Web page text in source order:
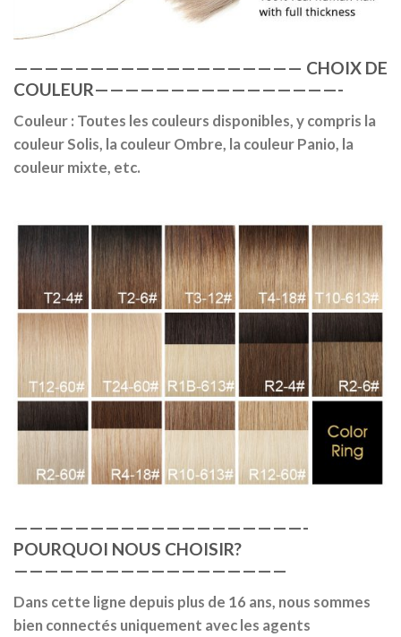
——————————————————— CHOIX DE
COULEUR————————————————-
Couleur : Toutes les couleurs disponibles, y compris la
couleur Solis, la couleur Ombre, la couleur Panio, la
couleur mixte, etc.
———————————————————-
POURQUOI NOUS CHOISIR?
——————————————————
Dans cette ligne depuis plus de 16 ans, nous sommes
bien connectés uniquement avec les agents